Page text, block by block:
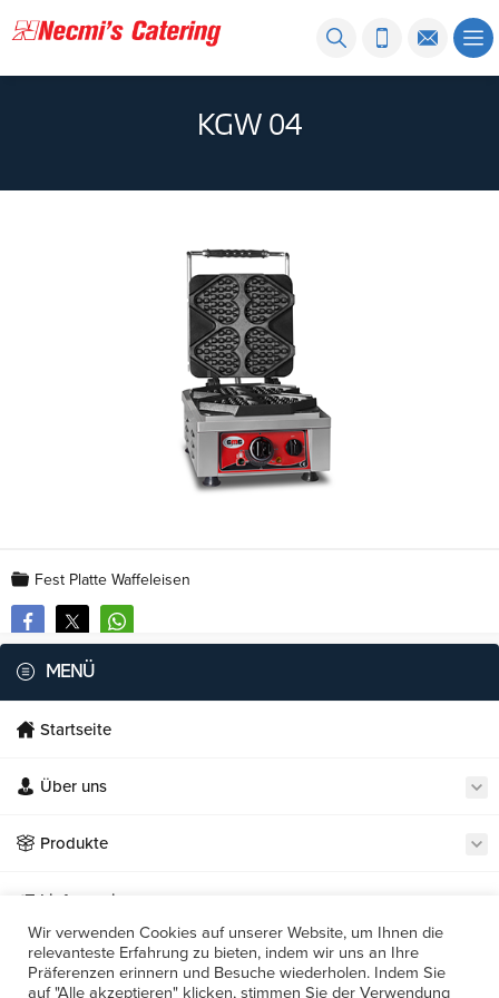
KGW 04
Fest Platte Waffeleisen
MENÜ
Startseite
Über uns
Produkte
Lieferservice
Unsere Restaurants
Cevap Yaz
Wir verwenden Cookies auf unserer Website, um Ihnen die
relevanteste Erfahrung zu bieten, indem wir uns an Ihre
Präferenzen erinnern und Besuche wiederholen. Indem Sie
auf "Alle akzeptieren" klicken, stimmen Sie der Verwendung